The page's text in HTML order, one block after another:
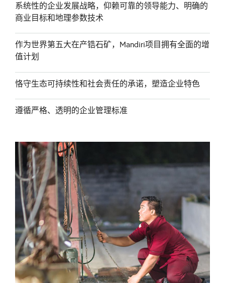
系统性的企业发展战略，仰赖可靠的领导能力、明确的
商业目标和地理参数技术
作为世界第五大在产锆石矿，Mandiri项目拥有全面的增
值计划
恪守生态可持续性和社会责任的承诺，塑造企业特色
遵循严格、透明的企业管理标准